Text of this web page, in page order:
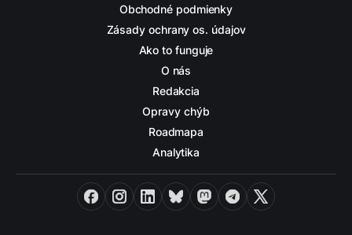
Obchodné podmienky
Zásady ochrany os. údajov
Ako to funguje
O nás
Redakcia
Opravy chýb
Roadmapa
Analytika
FacebookInstagramLinkedInBlueskyMastodon
Telegram
X